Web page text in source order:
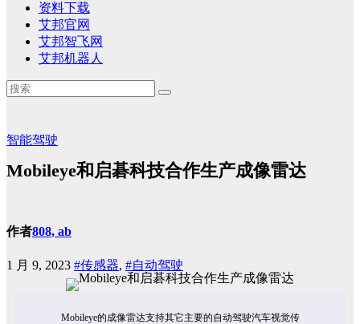
资料下载
艾邦官网
艾邦智飞网
艾邦机器人
智能驾驶
Mobileye和启碁科技合作生产成像雷达
作者808, ab
1 月 9, 2023 #传感器, #自动驾驶
Mobileye的成像雷达支持其它主要的自动驾驶汽车视觉传